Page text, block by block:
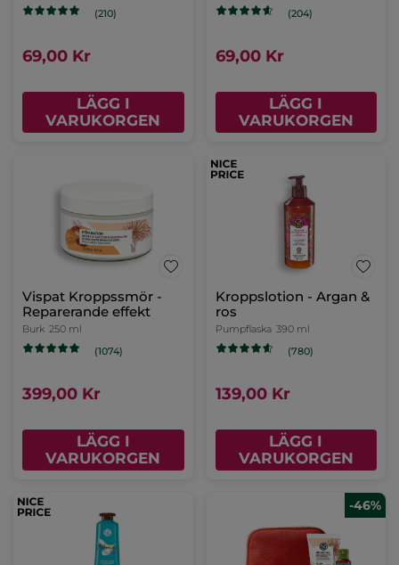
(722)
179,00 Kr
LÄGG I
VARUKORGEN
Kroppsvårdsset Monoi
(2568)
179,00 Kr
LÄGG I
VARUKORGEN
Handkräm - Alger &
havsfänkål
Tub 30 ml
(210)
69,00 Kr
LÄGG I
VARUKORGEN